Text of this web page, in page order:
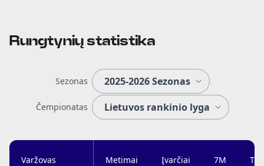
Rungtynių statistika
Sezonas
Čempionatas
Varžovas Metimai Įvarčiai 7M